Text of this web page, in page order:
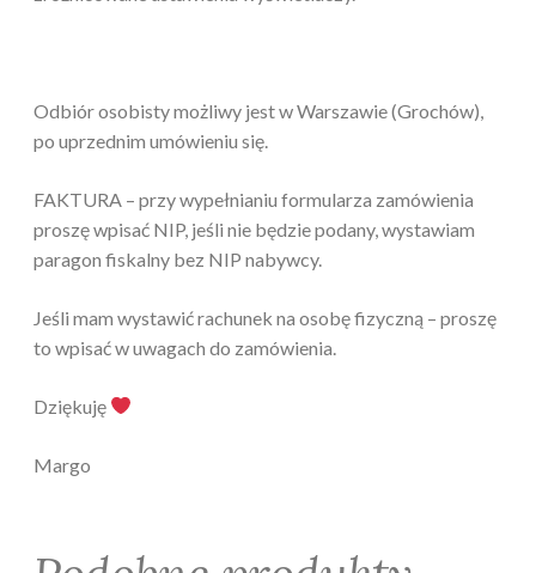
Odbiór osobisty możliwy jest w Warszawie (Grochów),
po uprzednim umówieniu się.
FAKTURA – przy wypełnianiu formularza zamówienia
proszę wpisać NIP, jeśli nie będzie podany, wystawiam
paragon fiskalny bez NIP nabywcy.
Jeśli mam wystawić rachunek na osobę fizyczną – proszę
to wpisać w uwagach do zamówienia.
Dziękuję
Margo